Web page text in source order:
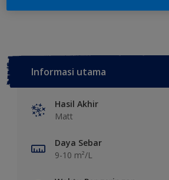
Informasi utama
Hasil Akhir
Matt
Daya Sebar
9-10 m²/L